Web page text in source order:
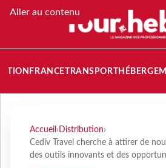
Aller au contenu
FRANCETRANSPORT
Accueil › Distribution›
Cediv Travel cherche à attirer de
des outils innovants et des